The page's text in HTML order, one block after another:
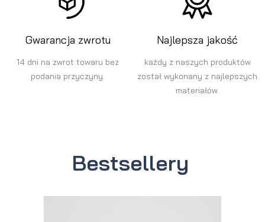
Gwarancja zwrotu
14 dni na zwrot towaru bez
podania przyczyny.
Najlepsza jakość
każdy z naszych produktów
został wykonany z najlepszych
materiałów.
Bestsellery